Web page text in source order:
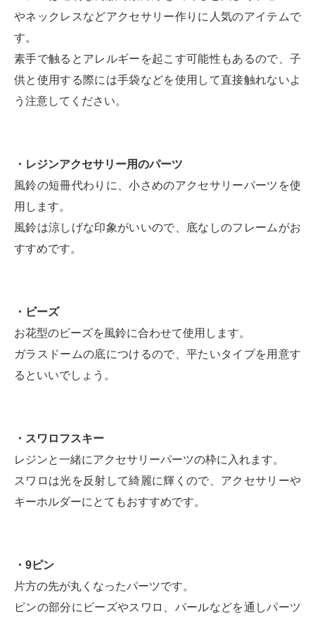
やネックレスなどアクセサリー作りに人気のアイテムで
す。
素手で触るとアレルギーを起こす可能性もあるので、子
供と使用する際には手袋などを使用して直接触れないよ
う注意してください。
・レジンアクセサリー用のパーツ
風鈴の短冊代わりに、小さめのアクセサリーパーツを使
用します。
風鈴は涼しげな印象がいいので、底なしのフレームがお
すすめです。
・ビーズ
お花型のビーズを風鈴に合わせて使用します。
ガラスドームの底につけるので、平たいタイプを用意す
るといいでしょう。
・スワロフスキー
レジンと一緒にアクセサリーパーツの枠に入れます。
スワロは光を反射して綺麗に輝くので、アクセサリーや
キーホルダーにとてもおすすめです。
・9ピン
片方の先が丸くなったパーツです。
ピンの部分にビーズやスワロ、パールなどを通しパーツ